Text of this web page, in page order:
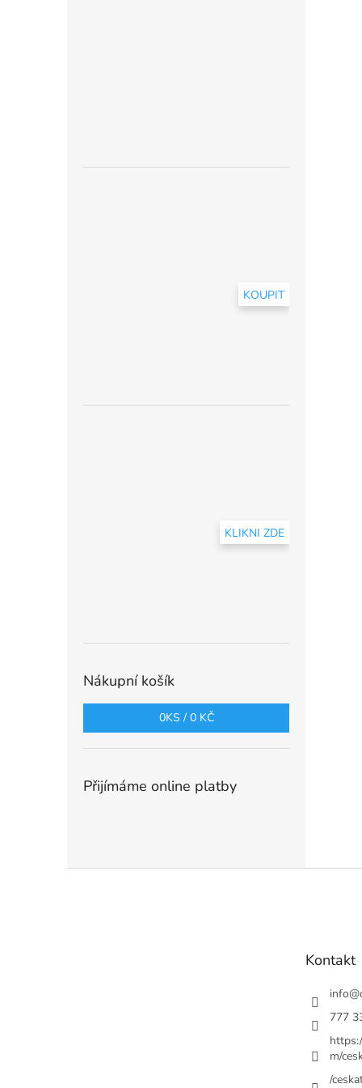
KOUPIT
KLIKNI ZDE
Nákupní košík
0KS / 0 KČ
Přijímáme online platby
Kontakt
info@
777
m/
/